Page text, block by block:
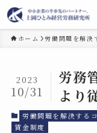
ホーム 労働問題を解決
労務
より
2023
10/31
労働問題を解決する
賃金制度